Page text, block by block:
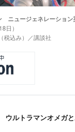
ニュージェネレーション
日）
税込み）／講談社
ウルトラマンオメガ